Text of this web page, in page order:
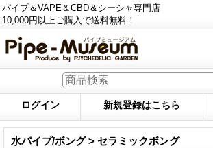
パイプ＆VAPE＆CBD＆シーシャ専門店
10,000円以上ご購入で送料無料！
ログイン 新規登録はこちら
水パイプ/ボング > セラミックボング